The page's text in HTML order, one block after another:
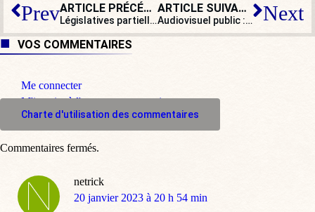
Prev ARTICLE PRÉCÉDENT
Législatives partielles : une affaire de symbole !
ARTICLE SUIVANT
Audiovisuel public : Hanouna met (encore !) la gauche dans tous ses états Next
VOS COMMENTAIRES
Me connecter
M'inscrire à l'espace commentaire
Charte d'utilisation des commentaires
netrick
dit
20 janvier 2023 à 20 h 54 min
Commentaires fermés.